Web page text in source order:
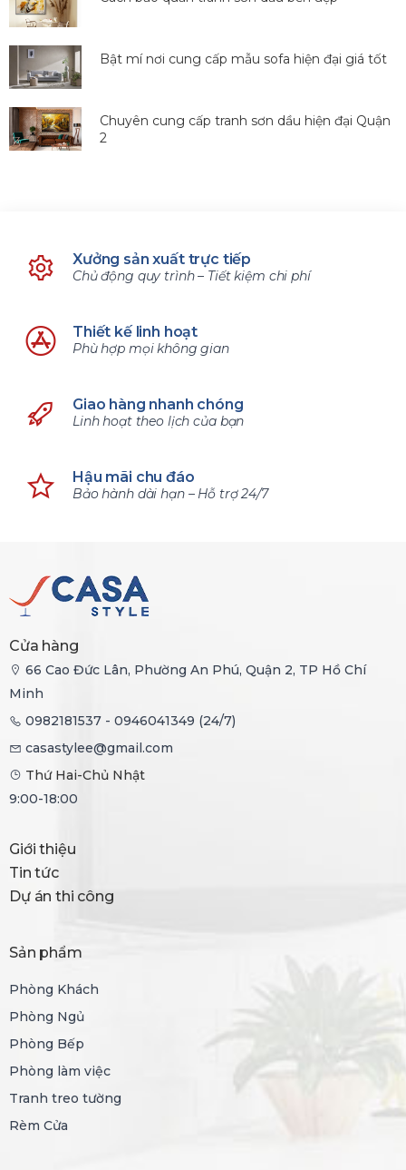
Bật mí nơi cung cấp mẫu sofa hiện đại giá tốt
Chuyên cung cấp tranh sơn dầu hiện đại Quận
2
Xưởng sản xuất trực tiếp
Chủ động quy trình – Tiết kiệm chi phí
Thiết kế linh hoạt
Phù hợp mọi không gian
Giao hàng nhanh chóng
Linh hoạt theo lịch của bạn
Hậu mãi chu đáo
Bảo hành dài hạn – Hỗ trợ 24/7
Cửa hàng
66 Cao Đức Lân, Phường An Phú, Quận 2, TP Hồ Chí
Minh
0982181537 - 0946041349 (24/7)
casastylee@gmail.com
Thứ Hai-Chủ Nhật
9:00-18:00
Giới thiệu
Tin tức
Dự án thi công
Sản phẩm
Phòng Khách
Phòng Ngủ
Phòng Bếp
Phòng làm việc
Tranh treo tường
Rèm Cửa